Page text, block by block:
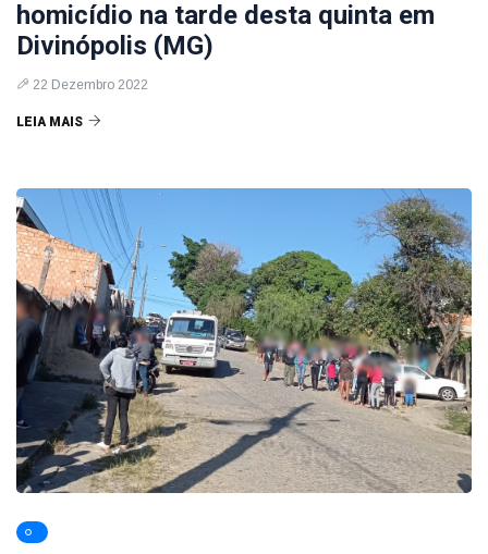
homicídio na tarde desta quinta em
Divinópolis (MG)
22 Dezembro 2022
LEIA MAIS